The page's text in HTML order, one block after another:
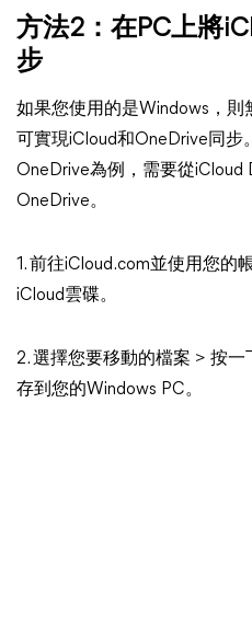
方法2：在PC上將
步
如果您使用的是Windows，則
可實現iCloud和OneDrive同步
OneDrive為例，需要從iCloud
OneDrive。
1. 前往iCloud.com並使用您的
iCloud雲碟。
2. 選擇您要移動的檔案 > 按一
存到您的Windows PC。